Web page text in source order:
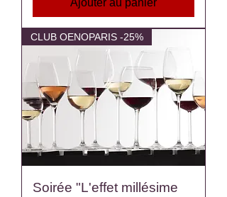
CLUB OENOPARIS -25%
Soirée "L'effet millésime